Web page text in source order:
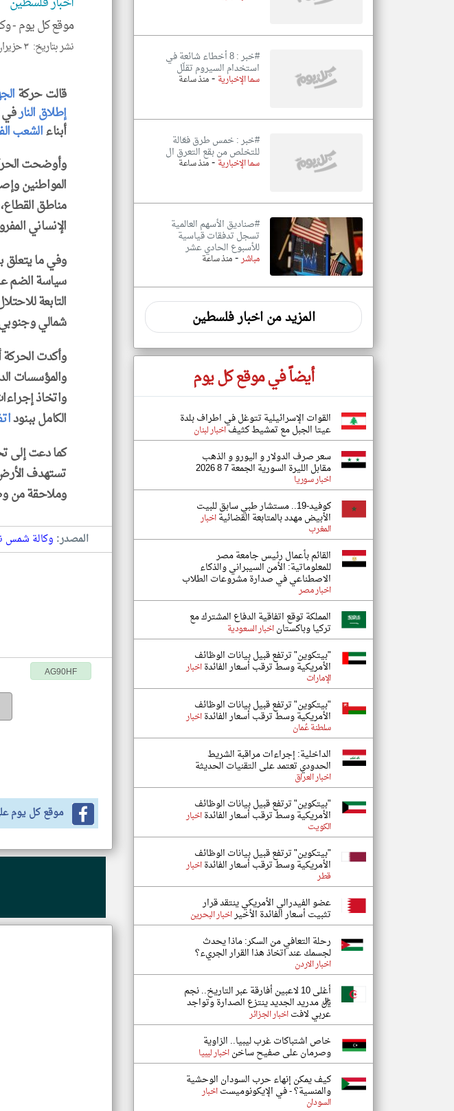
موقع كل يوم -
نشر بتاريخ: ٣ حزيران ٢٠٢٦
قالت حركة
إطلاق النار
أبناءالشعب
وأوضحت
المواطنين
مناطق
الإنساني
وفي ما يتعلق
سياسة الضم
التابعة للاحتلال صادقت على
شمالي
وأكدت الحركة
والمؤسسات
واتخاذ
الكامل ببنود
كما دعت إلى
تستهدف
وملاحقة من
المصدر: وكالة شمس
AG90HF
موقع كل يوم
#خبر : 8 أخطاء شائعة في
استخدام السيروم تقلّل
سما الإخبارية -منذ ساعة
#خبر : خمس طرق فعّالة
للتخلص من بقع التعرق ال
سما الإخبارية-منذ ساعة
#صناديق الأسهم العالمية
تسجل تدفقات قياسية
للأسبوع الحادي عشر
مباشر-منذ ساعة
المزيد من اخبار فلسطين
أيضاً في موقع كل يوم
القوات الإسرائيلية تتوغل في اطراف بلدة
عيتا الجبل مع تمشيط كثيفاخبار لبنان
سعر صرف الدولار و اليورو و الذهب
مقابل الليرة السورية الجمعة 7 8 2026
اخبار سوريا
كوفيد-19.. مستشار طبي سابق للبيت
الأبيض مهدد بالمتابعة القضائيةاخبار
المغرب
القائم بأعمال رئيس جامعة مصر
للمعلوماتية: الأمن السيبراني والذكاء
الاصطناعي في صدارة مشروعات الطلاب
اخبار مصر
المملكة توقع اتفاقية الدفاع المشترك مع
تركيا وباكستاناخبار السعودية
"بيتكوين" ترتفع قبيل بيانات الوظائف
الأمريكية وسط ترقب أسعار الفائدةاخبار
الإمارات
"بيتكوين" ترتفع قبيل بيانات الوظائف
الأمريكية وسط ترقب أسعار الفائدةاخبار
سلطنة عُمان
الداخلية: إجراءات مراقبة الشريط
الحدودي تعتمد على التقنيات الحديثة
اخبار العراق
"بيتكوين" ترتفع قبيل بيانات الوظائف
الأمريكية وسط ترقب أسعار الفائدةاخبار
الكويت
"بيتكوين" ترتفع قبيل بيانات الوظائف
الأمريكية وسط ترقب أسعار الفائدةاخبار
قطر
عضو الفيدرالي الأمريكي ينتقد قرار
تثبيت أسعار الفائدة الأخيراخبار البحرين
رحلة التعافي من السكر: ماذا يحدث
لجسمك عند اتخاذ هذا القرار الجريء؟
اخبار الاردن
أغلى 10 لاعبين أفارقة عبر التاريخ.. نجم
ريال مدريد الجديد ينتزع الصدارة وتواجد
عربي لافتاخبار الجزائر
خاص اشتباكات غرب ليبيا.. الزاوية
وصرمان على صفيح ساخناخبار ليبيا
كيف يمكن إنهاء حرب السودان الوحشية
والمنسية؟ - في الإيكونوميستاخبار
السودان